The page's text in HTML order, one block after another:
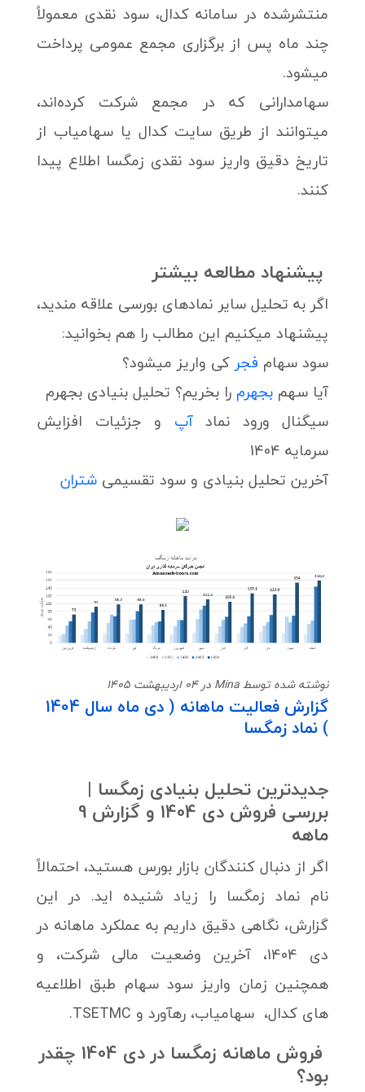
منتشرشده در سامانه کدال، سود نقدی معمولاً
چند ماه پس از برگزاری مجمع عمومی پرداخت
میشود.
سهامدارانی که در مجمع شرکت کرده‌اند،
میتوانند از طریق سایت کدال یا سهامیاب از
تاریخ دقیق واریز سود نقدی زمگسا اطلاع پیدا
کنند.
پیشنهاد مطالعه بیشتر
اگر به تحلیل سایر نمادهای بورسی علاقه مندید،
پیشنهاد میکنیم این مطالب را هم بخوانید:
سود سهام فجر کی واریز میشود؟
آیا سهم بجهرم را بخریم؟ تحلیل بنیادی بجهرم
سیگنال ورود نمادآپ و جزئیات افزایش
سرمایه 1404
آخرین تحلیل بنیادی و سود تقسیمی شتران
نوشته شده توسط Mina در 04 اردیبهشت 1405
گزارش فعالیت ماهانه ( دی ماه سال 1404
) نماد زمگسا
جدیدترین تحلیل بنیادی زمگسا |
بررسی فروش دی 1404 و گزارش 9
ماهه
اگر از دنبال کنندگان بازار بورس هستید، احتمالاً
نام نماد زمگسا را زیاد شنیده اید. در این
گزارش، نگاهی دقیق داریم به عملکرد ماهانه در
دی 1404، آخرین وضعیت مالی شرکت، و
همچنین زمان واریز سود سهام طبق اطلاعیه
های کدال، سهامیاب، رهآورد و TSETMC.
فروش ماهانه زمگسا در دی 1404 چقدر
بود؟